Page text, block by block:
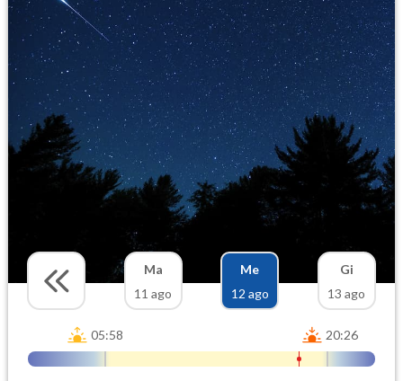
Ma
11 ago
Me
12 ago
Gi
13 ago
05:58 20:26